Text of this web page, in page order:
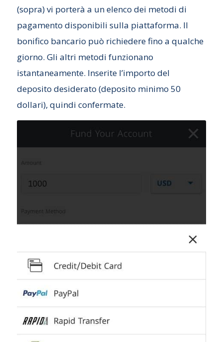
(sopra) vi porterà a un elenco dei metodi di
pagamento disponibili sulla piattaforma. Il
bonifico bancario può richiedere fino a qualche
giorno. Gli altri metodi funzionano
istantaneamente. Inserite l’importo del
deposito desiderato (deposito minimo 50
dollari), quindi confermate.